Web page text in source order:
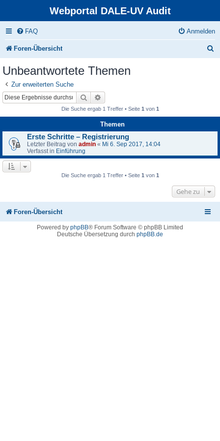
Webportal DALE-UV Audit
FAQ Anmelden
Foren-Übersicht
Unbeantwortete Themen
Zur erweiterten Suche
Suche
Die Suche ergab 1 Treffer • Seite 1 von 1
Themen
Erste Schritte – Registrierung
Letzter Beitrag von admin « Mi 6. Sep 2017, 14:04
Verfasst in Einführung
Die Suche ergab 1 Treffer • Seite 1 von 1
Gehe zu
Foren-Übersicht
Powered by phpBB® Forum Software © phpBB Limited
Deutsche Übersetzung durch phpBB.de